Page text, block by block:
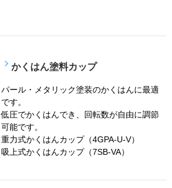
かくはん塗料カップ
パール・メタリック塗装のかくはんに最適
です。
低圧でかくはんでき、回転数が自由に調節
可能です。
重力式かくはんカップ（4GPA-U-V）
吸上式かくはんカップ（7SB-VA）